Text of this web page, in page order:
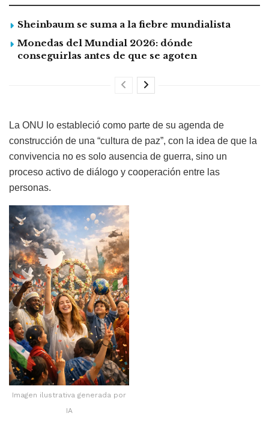
Sheinbaum se suma a la fiebre mundialista
Monedas del Mundial 2026: dónde
conseguirlas antes de que se agoten
La ONU lo estableció como parte de su agenda de
construcción de una “cultura de paz”, con la idea de que la
convivencia no es solo ausencia de guerra, sino un
proceso activo de diálogo y cooperación entre las
personas.
Imagen ilustrativa generada por
IA